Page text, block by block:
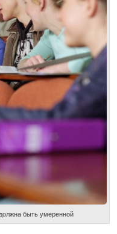
быть умеренной